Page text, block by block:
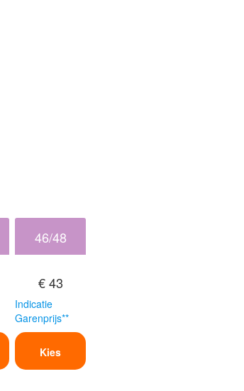
46/48
€ 43
Indicatie
Garenprijs**
Kies